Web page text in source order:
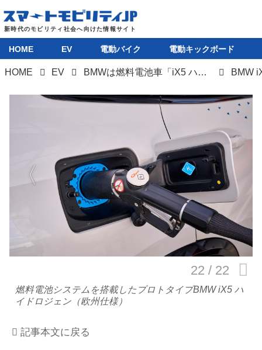
電動バイク
電動キックボード
ライフスタイル
テクノロジー
このメディアについて
運営会社
プライバシーポリシー
HOME EV 電動バイク 電動キックボード
HOME EV BMWは燃料電池車「iX5 ハイドロジェン」の実証実験を引き続き日本で実施 BMW
燃料電池システムを搭載したプロトタイプBMW iX5 ハ
イドロジェン（欧州仕様）
記事本文に戻る